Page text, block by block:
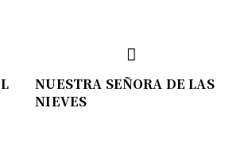
NUESTRA SEÑORA DE LAS
NIEVES